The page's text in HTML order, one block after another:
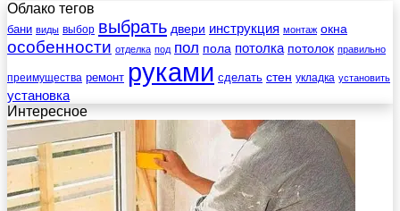
Облако тегов
бани виды выбор выбрать двери инструкция монтаж окна
особенности отделка под пол пола потолка потолок правильно
преимущества ремонт руками сделать стен укладка установить
установка
Интересное